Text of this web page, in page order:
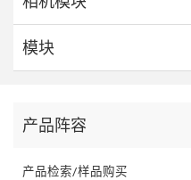
模块
产品阵容
产品检索/样品购买